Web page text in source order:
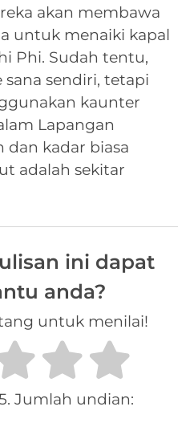
akan membawa
untuk menaiki kapal
Phi. Sudah tentu,
sendiri, tetapi
kaunter
Lapangan
dan kadar biasa
adalah sekitar
ini dapat
anda?
untuk menilai!
Jumlah undian: